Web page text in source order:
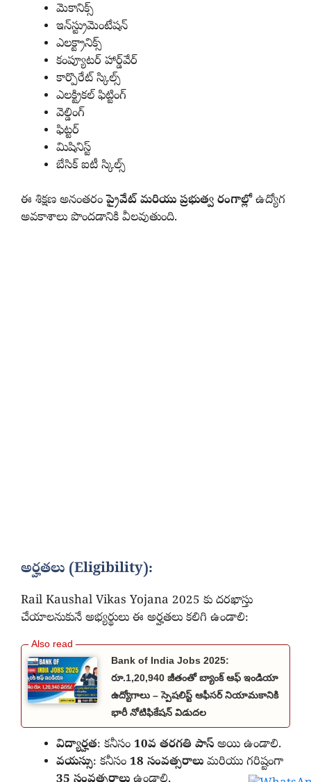
మెకానిక్స్
ఇన్‌స్ట్రుమెంటేషన్
ఎలక్ట్రానిక్స్
కంప్యూటర్ హార్డ్‌వేర్
కార్పొరేట్ స్కిల్స్
ఎలక్ట్రికల్ ఫిట్టింగ్
వెల్డింగ్
ఫిట్టర్
మిషినిస్ట్
బేసిక్ ఐటీ స్కిల్స్
ఈ శిక్షణ అనంతరంప్రైవేట్ మరియు ప్రభుత్వ రంగాల్లోఉద్యోగ
అవకాశాలు పొందడానికి వీలవుతుంది.
అర్హతలు (Eligibility):
Rail Kaushal Vikas Yojana 2025 కు దరఖాస్తు
చేయాలనుకునే అభ్యర్థులు ఈ అర్హతలు కలిగి ఉండాలి:
Bank of India Jobs 2025:
రూ.1,20,940 జీతంతో బ్యాంక్ ఆఫ్ ఇండియా
ఉద్యోగాలు – స్పెషలిస్ట్ ఆఫీసర్ నియామకానికి
భారీ నోటిఫికేషన్ విడుదల
విద్యార్హత: కనీసం 10వ తరగతి పాస్ అయి ఉండాలి.
వయస్సు: కనీసం 18 సంవత్సరాలు మరియు గరిష్టంగా